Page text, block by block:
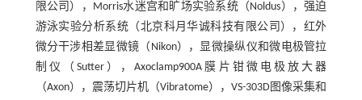
限公司），Morris水迷宫和旷场实验系统（Noldus），强迫
游泳实验分析系统（北京科月华诚科技有限公司），红外
微分干涉相差显微镜（Nikon），显微操纵仪和微电极管拉
制仪（Sutter），Axoclamp900A膜片钳微电极放大器
（Axon），震荡切片机（Vibratome），VS-303D图像采集和